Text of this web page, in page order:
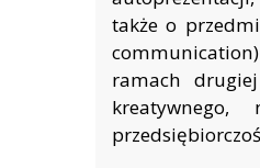
także o
ramach